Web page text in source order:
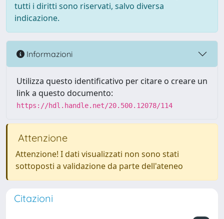
tutti i diritti sono riservati, salvo diversa
indicazione.
Informazioni
Utilizza questo identificativo per citare o creare un
link a questo documento:
https://hdl.handle.net/20.500.12078/114
Attenzione
Attenzione! I dati visualizzati non sono stati
sottoposti a validazione da parte dell'ateneo
Citazioni